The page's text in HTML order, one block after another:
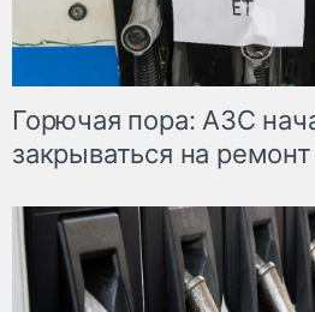
Горючая пора: АЗС
закрываться на